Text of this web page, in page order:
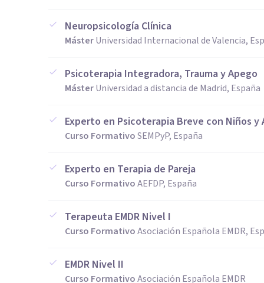
Neuropsicología Clínica
MásterUniversidad Internacional de Valencia,
Psicoterapia Integradora, Trauma y Apego
MásterUniversidad a distancia de Madrid, España
Experto en Psicoterapia Breve con Niños
Curso FormativoSEMPyP, España
Experto en Terapia de Pareja
Curso FormativoAEFDP, España
Terapeuta EMDR Nivel I
Curso FormativoAsociación Española EMDR,
EMDR Nivel II
Curso FormativoAsociación Española EMDR